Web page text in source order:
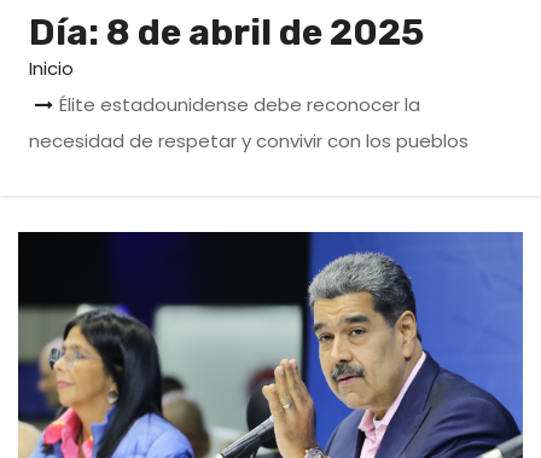
Día: 8 de abril de 2025
Inicio
Élite estadounidense debe reconocer la
necesidad de respetar y convivir con los pueblos